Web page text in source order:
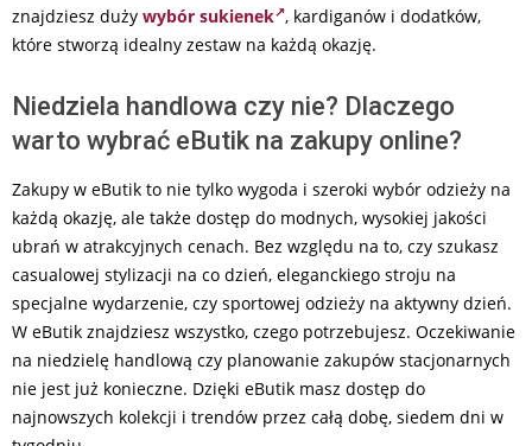
znajdziesz duży wybór sukienek , kardiganów i dodatków,
które stworzą idealny zestaw na każdą okazję.
Niedziela handlowa czy nie? Dlaczego
warto wybrać eButik na zakupy online?
Zakupy w eButik to nie tylko wygoda i szeroki wybór odzieży na
każdą okazję, ale także dostęp do modnych, wysokiej jakości
ubrań w atrakcyjnych cenach. Bez względu na to, czy szukasz
casualowej stylizacji na co dzień, eleganckiego stroju na
specjalne wydarzenie, czy sportowej odzieży na aktywny dzień.
W eButik znajdziesz wszystko, czego potrzebujesz. Oczekiwanie
na niedzielę handlową czy planowanie zakupów stacjonarnych
nie jest już konieczne. Dzięki eButik masz dostęp do
najnowszych kolekcji i trendów przez całą dobę, siedem dni w